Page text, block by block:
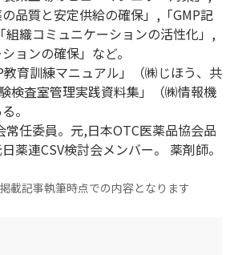
の品質と安定供給の確保」,「GMP記
組織コミュニケーションの活性化」,
ョンの確保」など。
育訓練マニュアル」（㈱じほう、共
検査室管理実践資料集」（㈱情報機
。
常任委員。元,日本OTC医薬品協会品
薬連CSV検討会メンバー。 薬剤師。
載記事執筆時点での内容となります